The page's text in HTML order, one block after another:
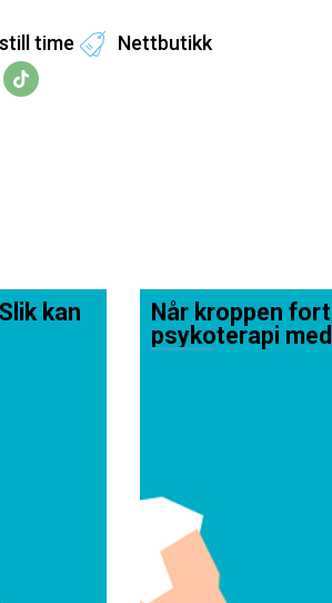
time Nettbutikk
kan
Når kroppen
psykoterapi